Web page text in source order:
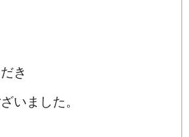
き
いました。